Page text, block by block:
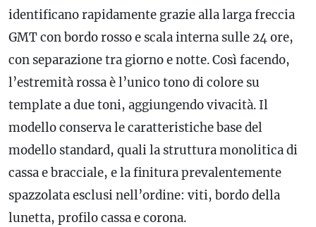
identificano rapidamente grazie alla larga freccia
GMTcon bordo rosso e scala interna sulle 24 ore,
con separazione tra giorno e notte. Così facendo,
l’estremità rossa è l’unico tono di colore su
template a due toni, aggiungendo vivacità. Il
modello conserva le caratteristiche base del
modello standard, quali la struttura monolitica di
cassa e bracciale, e la finitura prevalentemente
spazzolata esclusi nell’ordine: viti, bordo della
lunetta, profilo cassa e corona.